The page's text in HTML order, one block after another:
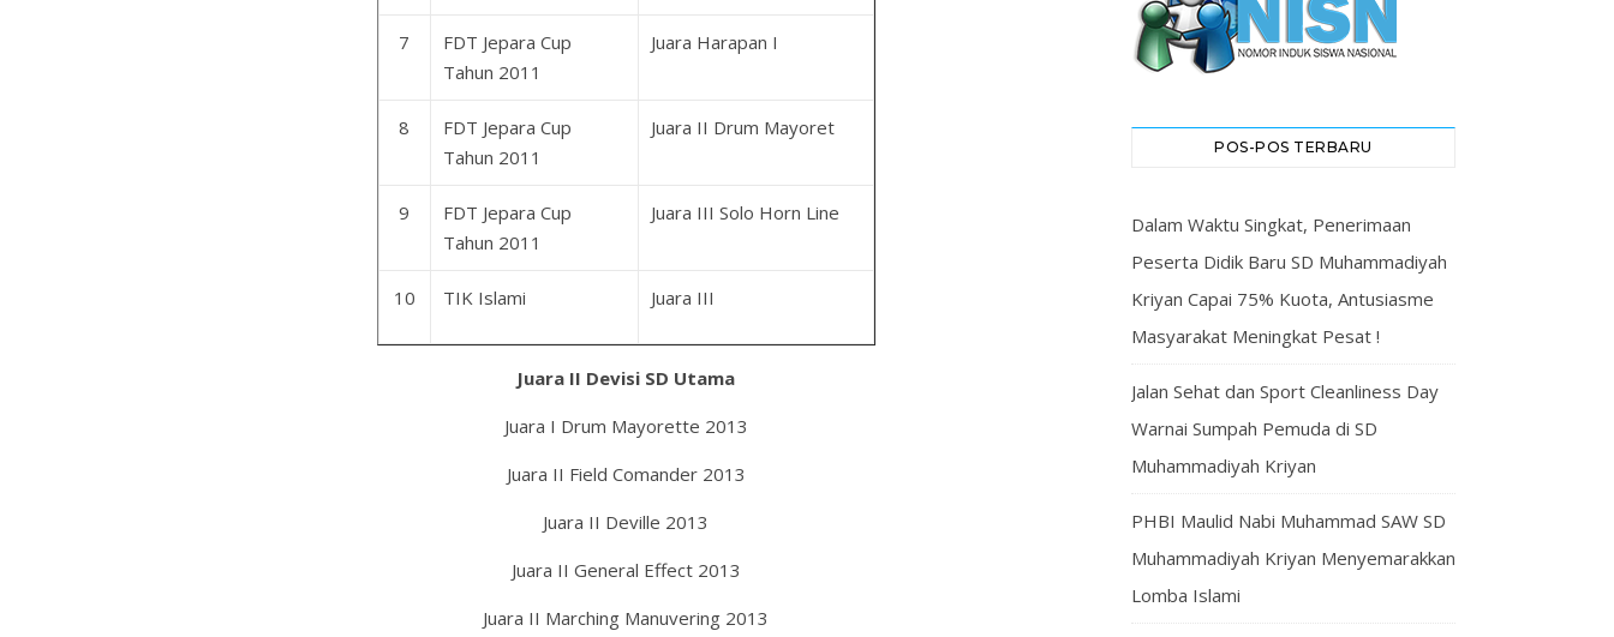
7
FDT Jepara Cup
Tahun 2011
Juara Harapan I
8
FDT Jepara Cup
Tahun 2011
Juara II Drum Mayoret
9
FDT Jepara Cup
Tahun 2011
Juara III Solo Horn Line
10 TIK Islami Juara III
Juara II Devisi SD Utama
Juara I Drum Mayorette 2013
Juara II Field Comander 2013
Juara II Deville 2013
Juara II General Effect 2013
Juara II Marching Manuvering 2013
POS-POS TERBARU
Dalam Waktu Singkat, Penerimaan
Peserta Didik Baru SD Muhammadiyah
Kriyan Capai 75% Kuota, Antusiasme
Masyarakat Meningkat Pesat !
Jalan Sehat dan Sport Cleanliness Day
Warnai Sumpah Pemuda di SD
Muhammadiyah Kriyan
PHBI Maulid Nabi Muhammad SAW SD
Muhammadiyah Kriyan Menyemarakkan
Lomba Islami